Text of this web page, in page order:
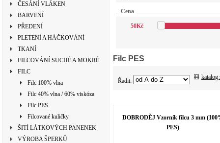
ČESÁNÍ VLÁKEN
BARVENÍ
PŘEDENÍ
PLETENÍ A HÁČKOVÁNÍ
TKANÍ
FILCOVÁNÍ SUCHÉ A MOKRÉ
FILC
Filc 100% vlna
Filc 40% vlna / 60% viskóza
Filc PES
Filcované kuličky
ŠITÍ LÁTKOVÝCH PANENEK
VÝROBA ŠPERKŮ
Cena
50Kč
Filc PES
Řadit:
katalog
DOBRODĚJ Vzorník filcu 3 mm
PES)